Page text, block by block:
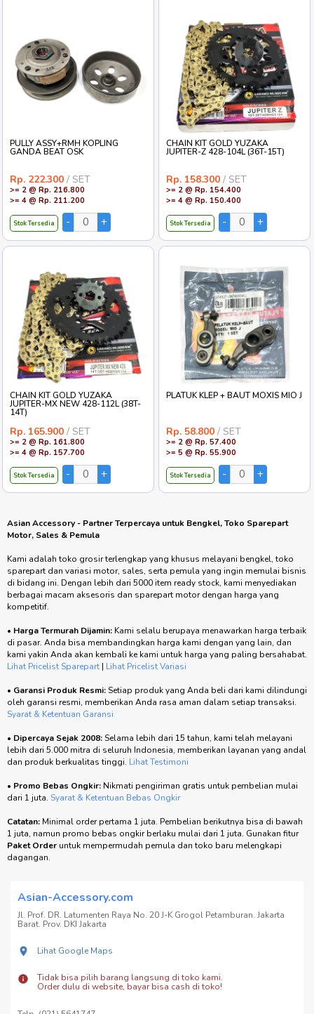
PULLY ASSY+RMH KOPLING
GANDA BEAT OSK
Rp. 222.300 / SET
>= 2 @ Rp. 216.800
>= 4 @ Rp. 211.200
Stok Tersedia
CHAIN KIT GOLD YUZAKA
JUPITER-Z 428-104L (36T-15T)
Rp. 158.300 / SET
>= 2 @ Rp. 154.400
>= 4 @ Rp. 150.400
Stok Tersedia
CHAIN KIT GOLD YUZAKA
JUPITER-MX NEW 428-112L (38T-
14T)
Rp. 165.900 / SET
>= 2 @ Rp. 161.800
>= 4 @ Rp. 157.700
Stok Tersedia
PLATUK KLEP + BAUT MOXIS MIO J
Rp. 58.800 / SET
>= 2 @ Rp. 57.400
>= 5 @ Rp. 55.900
Stok Tersedia
Asian Accessory - Partner Terpercaya untuk Bengkel, Toko Sparepart
Motor, Sales & Pemula
Kami adalah toko grosir terlengkap yang khusus melayani bengkel, toko
sparepart dan variasi motor, sales, serta pemula yang ingin memulai bisnis
di bidang ini. Dengan lebih dari 5000 item ready stock, kami menyediakan
berbagai macam aksesoris dan sparepart motor dengan harga yang
kompetitif.
• Harga Termurah Dijamin: Kami selalu berupaya menawarkan harga terbaik
di pasar. Anda bisa membandingkan harga kami dengan yang lain, dan
kami yakin Anda akan kembali ke kami untuk harga yang paling bersahabat.
Lihat Pricelist Sparepart | Lihat Pricelist Variasi
• Garansi Produk Resmi:Setiap produk yang Anda beli dari kami dilindungi
oleh garansi resmi, memberikan Anda rasa aman dalam setiap transaksi.
Syarat & Ketentuan Garansi
• Dipercaya Sejak 2008:Selama lebih dari 15 tahun, kami telah melayani
lebih dari 5.000 mitra di seluruh Indonesia, memberikan layanan yang andal
dan produk berkualitas tinggi. Lihat Testimoni
• Promo Bebas Ongkir: Nikmati pengiriman gratis untuk pembelian mulai
dari 1 juta. Syarat & Ketentuan Bebas Ongkir
Catatan: Minimal order pertama 1 juta. Pembelian berikutnya bisa di bawah
1 juta, namun promo bebas ongkir berlaku mulai dari 1 juta. Gunakan fitur
Paket Order untuk mempermudah pemula dan toko baru melengkapi
dagangan.
Asian-Accessory.com
Jl. Prof. DR. Latumenten Raya No. 20 J-K Grogol Petamburan. Jakarta
Barat. Prov. DKI Jakarta
Lihat Google Maps
Tidak bisa pilih barang langsung di toko kami.
Order dulu di website, bayar bisa cash di toko!